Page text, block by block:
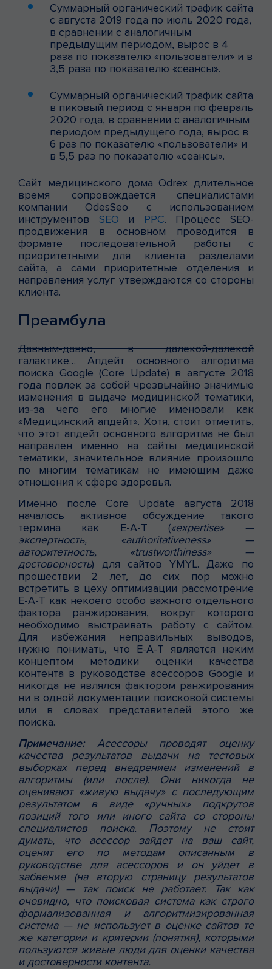
Суммарный органический трафик сайта
с августа 2019 года по июль 2020 года,
в сравнении с аналогичным
предыдущим периодом, вырос в 4
раза по показателю «пользователи» и в
3,5 раза по показателю «сеансы».
Суммарный органический трафик сайта
в пиковый период с января по февраль
2020 года, в сравнении с аналогичным
периодом предыдущего года, вырос в
6 раз по показателю «пользователи» и
в 5,5 раз по показателю «сеансы».
Сайт медицинского дома Odrex длительное
время сопровождается специалистами
компании OdesSeo с использованием
инструментов SEO и PPC. Процесс SEO-
продвижения в основном проводится в
формате последовательной работы с
приоритетными для клиента разделами
сайта, а сами приоритетные отделения и
направления услуг утверждаются со стороны
клиента.
Преамбула
Давным-давно, в далекой-далекой
галактике… Апдейт основного алгоритма
поиска Google (Core Update) в августе 2018
года повлек за собой чрезвычайно значимые
изменения в выдаче медицинской тематики,
из-за чего его многие именовали как
«Медицинский апдейт». Хотя, стоит отметить,
что этот апдейт основного алгоритма не был
направлен именно на сайты медицинской
тематики, значительное влияние произошло
по многим тематикам не имеющим даже
отношения к сфере здоровья.
Именно после Core Update августа 2018
началось активное обсуждение такого
термина как E-A-T («expertise» —
экспертность, «authoritativeness» —
авторитетность, «trustworthiness» —
достоверность) для сайтов YMYL. Даже по
прошествии 2 лет, до сих пор можно
встретить в цеху оптимизации рассмотрение
E-A-T как некоего особо важного отдельного
фактора ранжирования, вокруг которого
необходимо выстраивать работу с сайтом.
Для избежания неправильных выводов,
нужно понимать, что E-A-T является неким
концептом методики оценки качества
контента в руководстве асессоров Google и
никогда не являлся фактором ранжирования
ни в одной документации поисковой системы
или в словах представителей этого же
поиска.
Примечание:Асессоры проводят оценку
качества результатов выдачи на тестовых
выборках перед внедрением изменений в
алгоритмы (или после). Они никогда не
оценивают «живую выдачу» с последующим
результатом в виде «ручных» подкрутов
позиций того или иного сайта со стороны
специалистов поиска. Поэтому не стоит
думать, что асессор зайдет на ваш сайт,
оценит его по методам описанным в
руководстве для асессоров и он уйдет в
забвение (на вторую страницу результатов
выдачи) — так поиск не работает. Так как
очевидно, что поисковая система как строго
формализованная и алгоритмизированная
система — не использует в оценке сайтов те
же категории и критерии (понятия), которыми
пользуются живые люди для оценки качества
и достоверности контента.